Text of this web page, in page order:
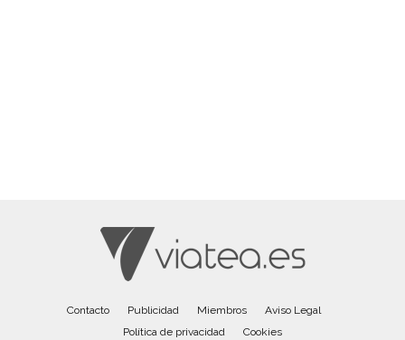
Contacto Publicidad Miembros
Aviso Legal
Política de privacidad
Cookies